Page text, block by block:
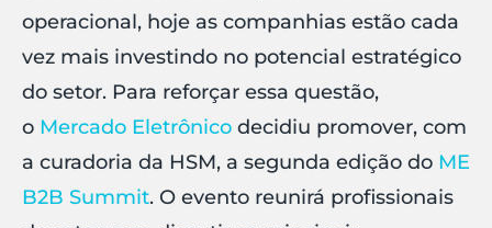
operacional, hoje as companhias estão cada
vez mais investindo no potencial estratégico
do setor. Para reforçar essa questão,
o Mercado Eletrônico decidiu promover, com
a curadoria da HSM, a segunda edição do ME
B2B Summit. O evento reunirá profissionais